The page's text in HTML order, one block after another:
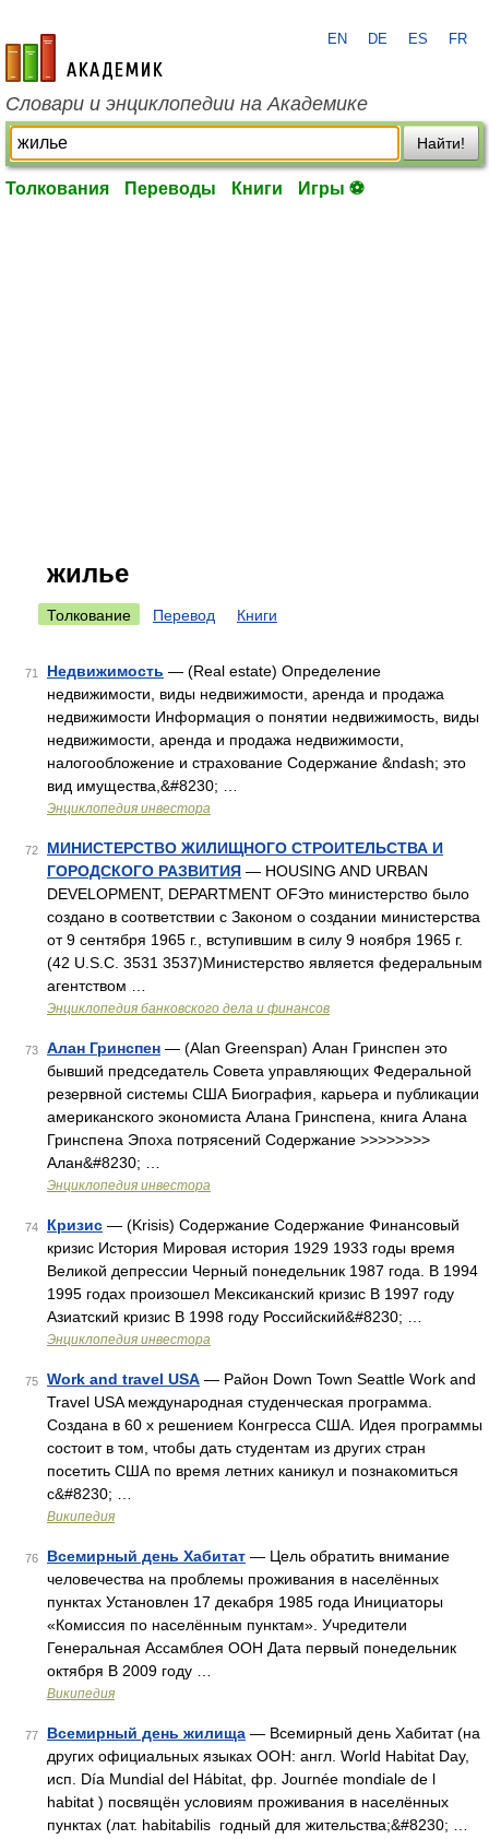
academic.ru
EN DE ES FR
Словари и энциклопедии на Академике
Найти!
Толкования Переводы Книги Игры ⚽
жилье
Толкование Перевод Книги
71 Недвижимость — (Real estate) Определение
недвижимости, виды недвижимости, аренда и продажа
недвижимости Информация о понятии недвижимость, виды
недвижимости, аренда и продажа недвижимости,
налогообложение и страхование Содержание &ndash; это
вид имущества,&#8230; …
Энциклопедия инвестора
72
МИНИСТЕРСТВО ЖИЛИЩНОГО СТРОИТЕЛЬСТВА И
ГОРОДСКОГО РАЗВИТИЯ — HOUSING AND URBAN
DEVELOPMENT, DEPARTMENT OFЭто министерство было
создано в соответствии с Законом о создании министерства
от 9 сентября 1965 г., вступившим в силу 9 ноября 1965 г.
(42 U.S.C. 3531 3537)Министерство является федеральным
агентством …
Энциклопедия банковского дела и финансов
73 Алан Гринспен — (Alan Greenspan) Алан Гринспен это
бывший председатель Совета управляющих Федеральной
резервной системы США Биография, карьера и публикации
американского экономиста Алана Гринспена, книга Алана
Гринспена Эпоха потрясений Содержание >>>>>>>>
Алан&#8230; …
Энциклопедия инвестора
74 Кризис — (Krisis) Содержание Содержание Финансовый
кризис История Мировая история 1929 1933 годы время
Великой депрессии Черный понедельник 1987 года. В 1994
1995 годах произошел Мексиканский кризис В 1997 году
Азиатский кризис В 1998 году Российский&#8230; …
Энциклопедия инвестора
75 Work and travel USA — Район Down Town Seattle Work and
Travel USA международная студенческая программа.
Создана в 60 х решением Конгресса США. Идея программы
состоит в том, чтобы дать студентам из других стран
посетить США по время летних каникул и познакомиться
с&#8230; …
Википедия
76 Всемирный день Хабитат — Цель обратить внимание
человечества на проблемы проживания в населённых
пунктах Установлен 17 декабря 1985 года Инициаторы
«Комиссия по населённым пунктам». Учредители
Генеральная Ассамблея ООН Дата первый понедельник
октября В 2009 году …
Википедия
77 Всемирный день жилища — Всемирный день Хабитат (на
других официальных языках ООН: англ. World Habitat Day,
исп. Día Mundial del Hábitat, фр. Journée mondiale de l
habitat ) посвящён условиям проживания в населённых
пунктах (лат. habitabilis годный для жительства;&#8230; …